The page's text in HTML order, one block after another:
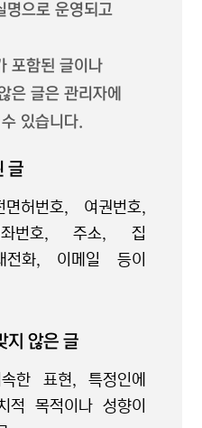
명으로 운영되고
포함된 글이나
은 글은 관리자에
있습니다.
글
허번호, 여권번호,
좌번호, 주소, 집
전화, 이메일 등이
지 않은 글
한 표현, 특정인에
적 목적이나 성향이